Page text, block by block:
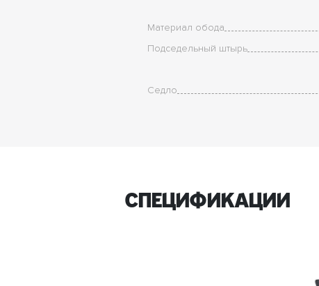
Материал обода
Подседельный штырь
Седло
спецификации